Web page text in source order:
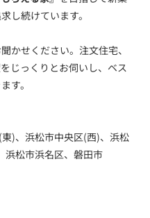
し続けています。
かせください。注文住宅、
じっくりとお伺いし、ベス
す。
)、浜松市中央区(西)、浜松
浜松市浜名区、磐田市